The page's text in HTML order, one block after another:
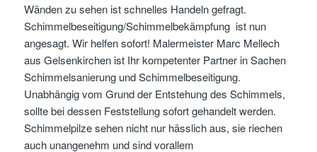
Wänden zu sehen ist schnelles Handeln gefragt.
Schimmelbeseitigung/Schimmelbekämpfung ist nun
angesagt. Wir helfen sofort! Malermeister Marc Mellech
aus Gelsenkirchen ist Ihr kompetenter Partner in Sachen
Schimmelsanierung und Schimmelbeseitigung.
Unabhängig vom Grund der Entstehung des Schimmels,
sollte bei dessen Feststellung sofort gehandelt werden.
Schimmelpilze sehen nicht nur hässlich aus, sie riechen
auch unangenehm und sind vorallem